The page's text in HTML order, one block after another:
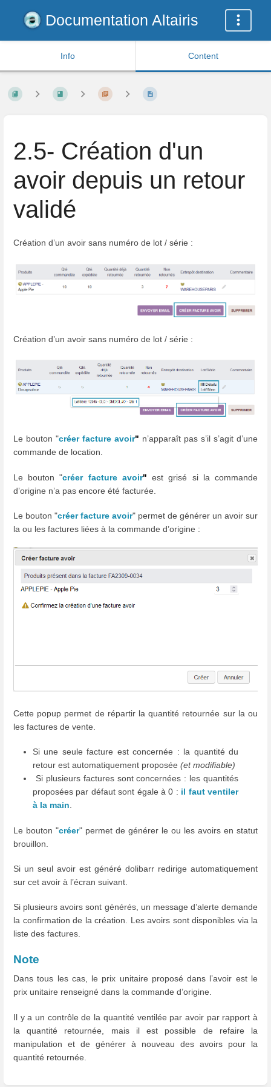
Documentation Altairis
Info Content
2.5- Création d'un
avoir depuis un retour
validé
Création d’un avoir sans numéro de lot / série :
Création d’un avoir sans numéro de lot / série :
Le bouton "créer facture avoir" n’apparaît pas s’il s’agit d’une
commande de location.
Le bouton "créer facture avoir" est grisé si la commande
d’origine n’a pas encore été facturée.
Le bouton "créer facture avoir" permet de générer un avoir sur
la ou les factures liées à la commande d’origine :
Cette popup permet de répartir la quantité retournée sur la ou
les factures de vente.
Si une seule facture est concernée : la quantité du
retour est automatiquement proposée (et modifiable)
Si plusieurs factures sont concernées : les quantités
proposées par défaut sont égale à 0 : il faut ventiler
à la main.
Le bouton "créer" permet de générer le ou les avoirs en statut
brouillon.
Si un seul avoir est généré dolibarr redirige automatiquement
sur cet avoir à l’écran suivant.
Si plusieurs avoirs sont générés, un message d’alerte demande
la confirmation de la création. Les avoirs sont disponibles via la
liste des factures.
Note
Dans tous les cas, le prix unitaire proposé dans l’avoir est le
prix unitaire renseigné dans la commande d’origine.
Il y a un contrôle de la quantité ventilée par avoir par rapport à
la quantité retournée, mais il est possible de refaire la
manipulation et de générer à nouveau des avoirs pour la
quantité retournée.